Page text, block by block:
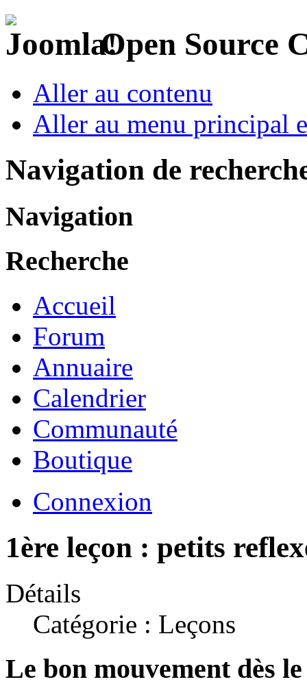
Open Source
Aller au contenu
Aller au menu principal
Navigation de
Navigation
Recherche
Accueil
Forum
Annuaire
Calendrier
Communauté
Boutique
Connexion
1ère leçon : petits
Détails
Catégorie : Leçons
Le bon mouvement dès